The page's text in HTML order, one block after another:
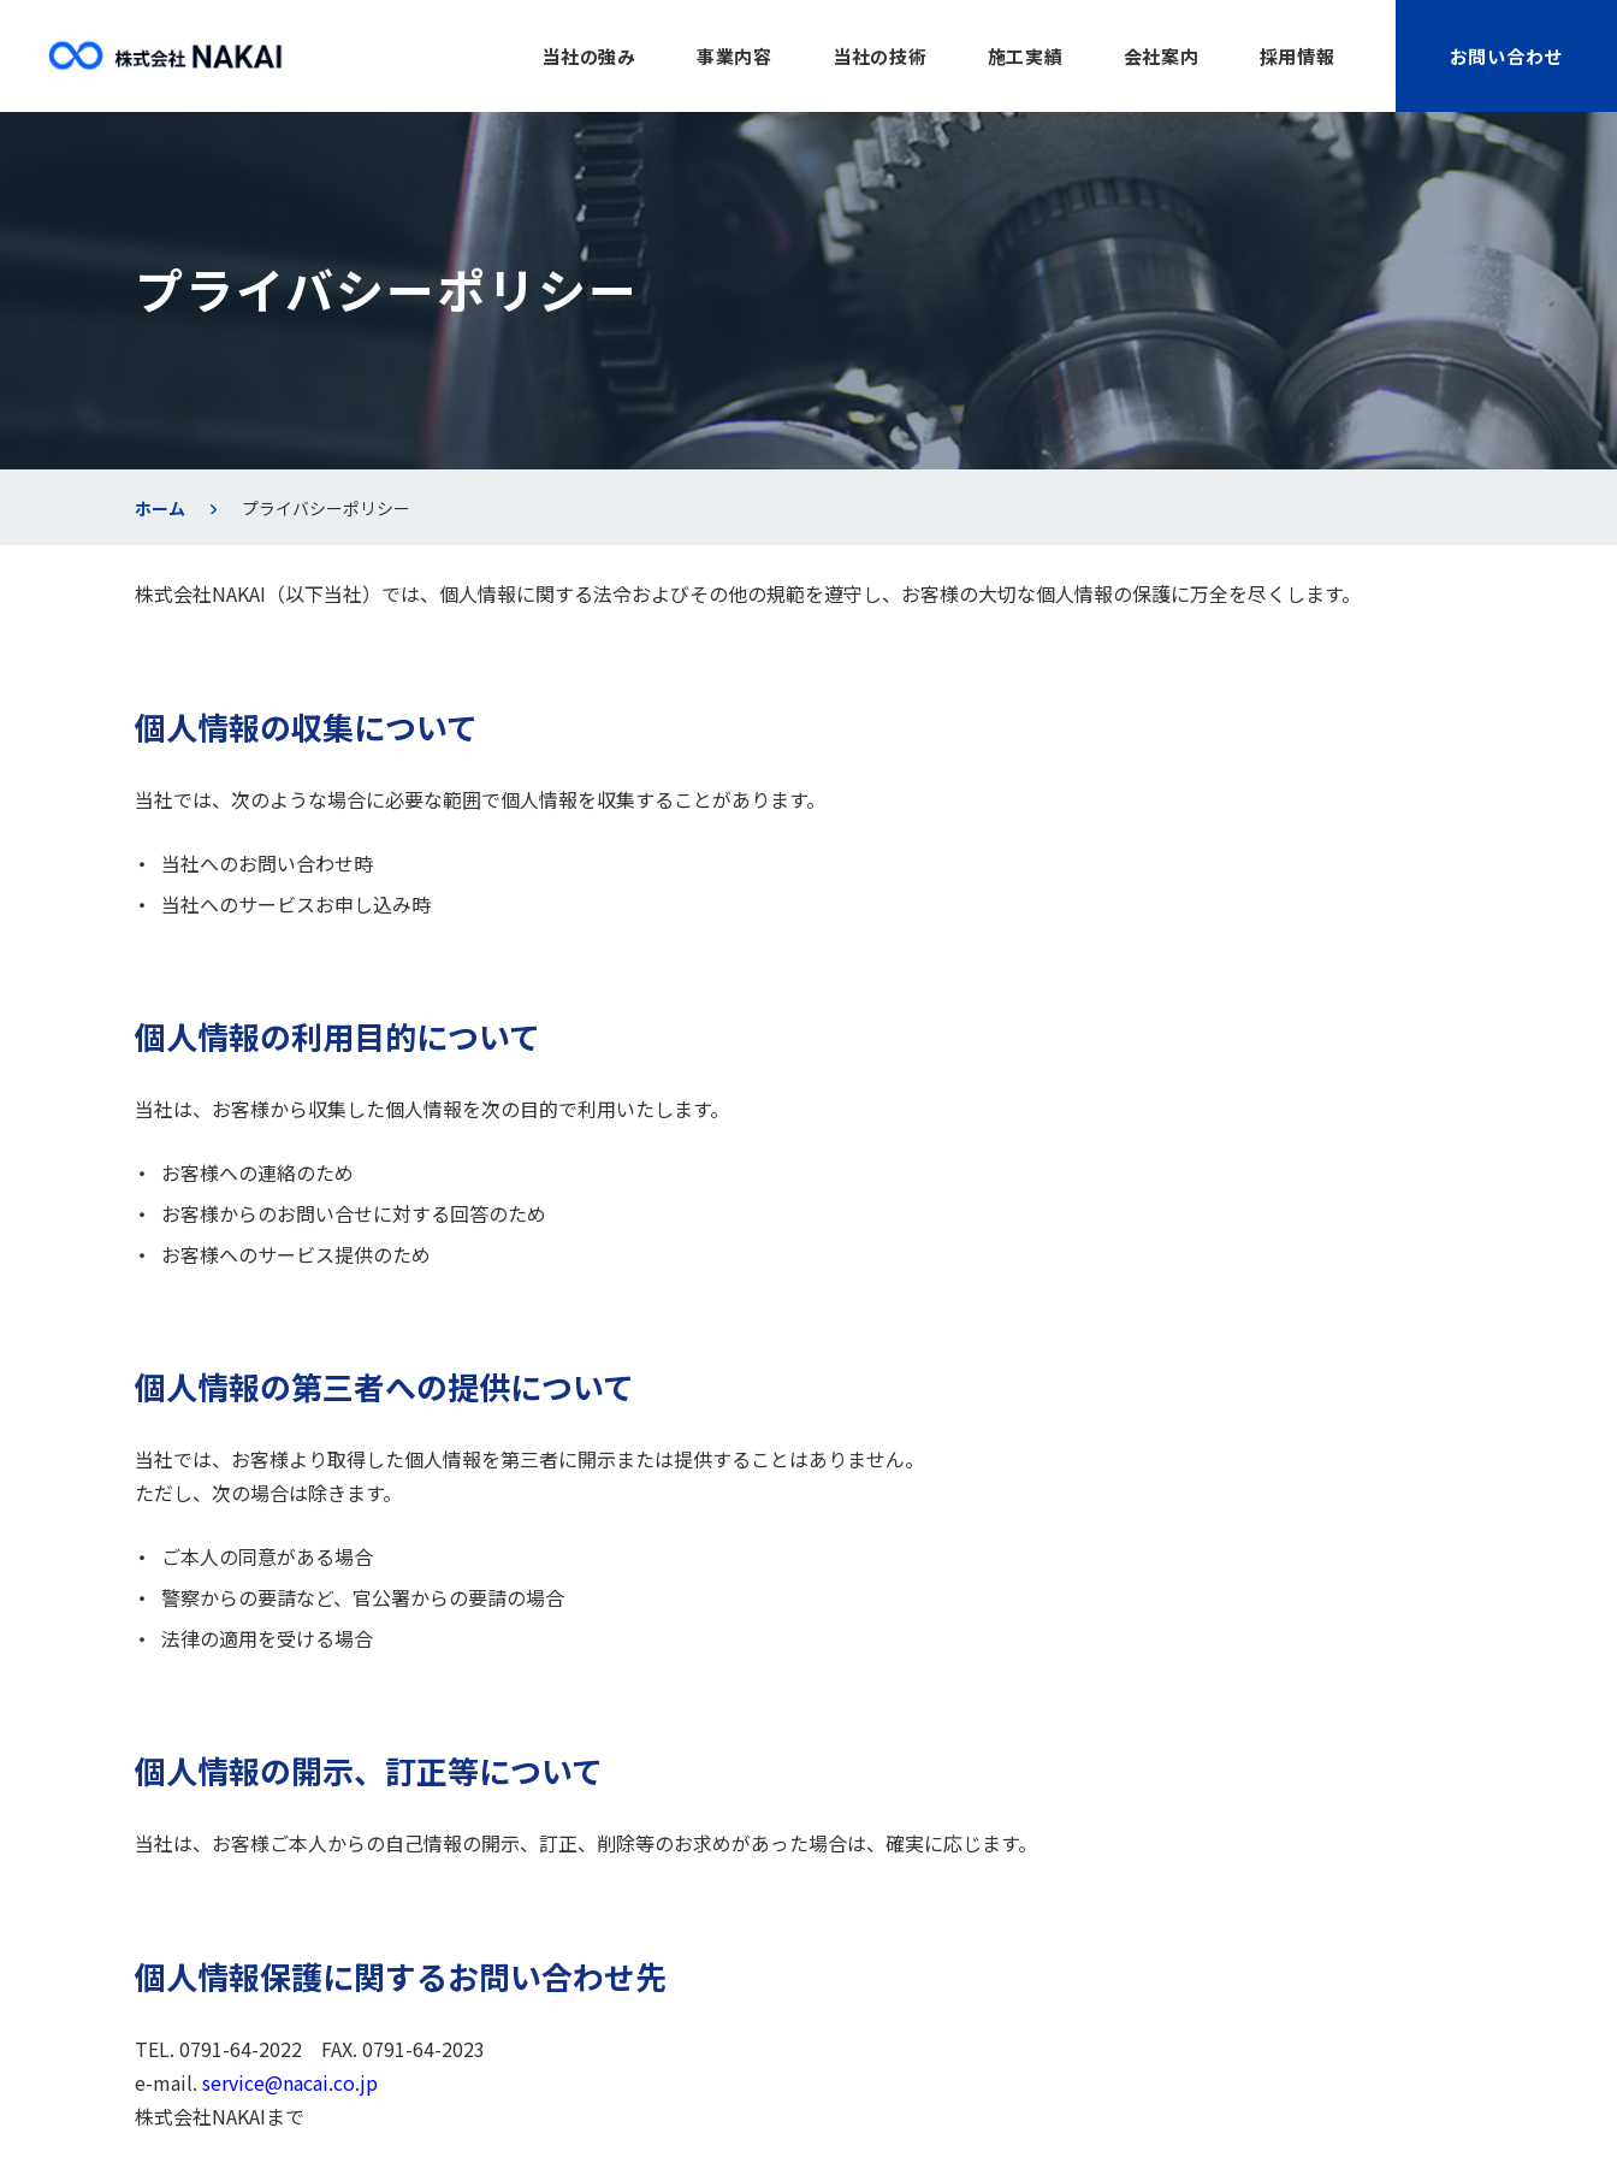
当社の強み 事業内容 当社の技術 施工実績 会社案内 採用情報 お問い合わせ
プライバシーポリシー
ホーム プライバシーポリシー
株式会社NAKAI （以下当社）では、個人情報に関する法令およびその他の規範を遵守し、お客様の大切な個人情報の保護に万全を尽くします。
個人情報の収集について
当社では、次のような場合に必要な範囲で個人情報を収集することがあります。
当社へのお問い合わせ時
当社へのサービスお申し込み時
個人情報の利用目的について
当社は、お客様から収集した個人情報を次の目的で利用いたします。
お客様への連絡のため
お客様からのお問い合せに対する回答のため
お客様へのサービス提供のため
個人情報の第三者への提供について
当社では、お客様より取得した個人情報を第三者に開示または提供することはありません。
ただし、次の場合は除きます。
ご本人の同意がある場合
警察からの要請など、官公署からの要請の場合
法律の適用を受ける場合
個人情報の開示、訂正等について
当社は、お客様ご本人からの自己情報の開示、訂正、削除等のお求めがあった場合は、確実に応じます。
個人情報保護に関するお問い合わせ先
TEL. 0791-64-2022 FAX. 0791-64-2023
e-mail. service@nacai.co.jp
株式会社NAKAIまで